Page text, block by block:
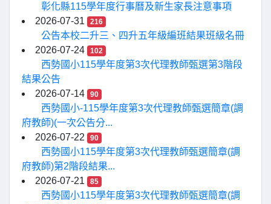
彰化縣115學年度行事曆及新生家長注意事項
2026-07-31
216
公告本校二升三、四升五年級編班結果班級名冊
2026-07-24
102
西勢國小115學年度第3次代理教師甄選第3階段
結果公告
2026-07-14
90
西勢國小-115學年度第3次代理教師甄選簡章(調
府教師)(一次公告分...
2026-07-22
90
西勢國小115學年度第3次代理教師甄選簡章(調
府教師)第2階段結果...
2026-07-21
85
西勢國小115學年度第3次代理教師甄選簡章(調